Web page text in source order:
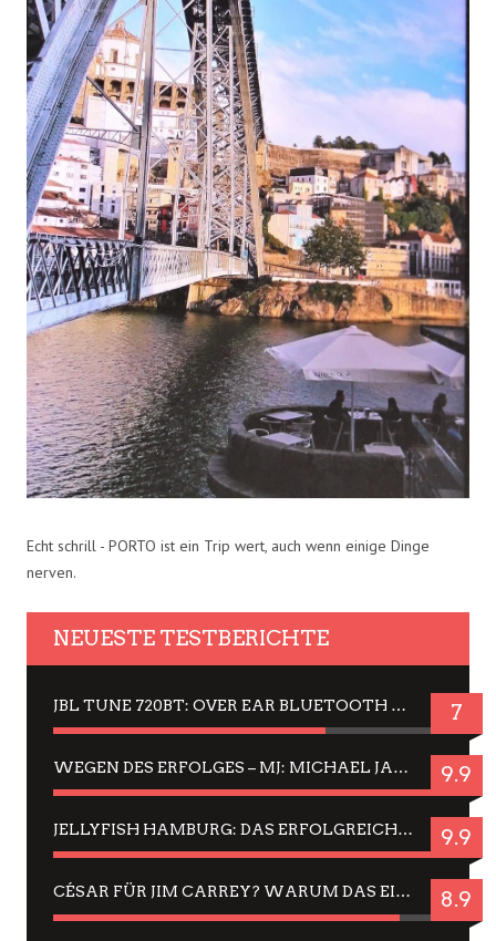
Echt schrill - PORTO ist ein Trip wert, auch wenn einige Dinge
nerven.
NEUESTE TESTBERICHTE
JBL TUNE 720BT: OVER EAR BLUETOOTH KOPFHÖRER UM DIE 50,-€ IM DAUER-TEST 7
WEGEN DES ERFOLGES – MJ: MICHAEL JACKSON MUSICAL IN EINER MATINEE SEHEN 9.9
JELLYFISH HAMBURG: DAS ERFOLGREICHE SOMMER-MENÜ 2025 IN GEFÜHLEN UND BILDERN 9.9
CÉSAR FÜR JIM CARREY? WARUM DAS EINER DER NERVIGSTEN ACTORS IST UND BLEIBT 8.9